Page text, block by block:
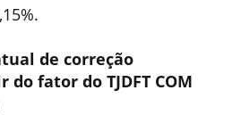
de correção
fator do TJDFT COM